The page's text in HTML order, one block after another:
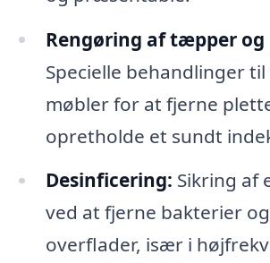
Rengøring af tæpper
Specielle behandlinger
møbler for at fjerne
opretholde et sundt
Desinficering: Sikring af
ved at fjerne bakterier
overflader, især i